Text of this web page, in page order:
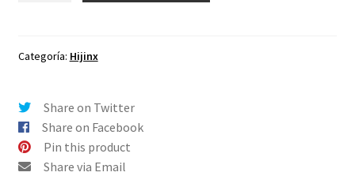
Oakley
-
Polarizado
cantidad
Categoría: Hijinx
Share on Twitter
Share on Facebook
Pin this product
Share via Email